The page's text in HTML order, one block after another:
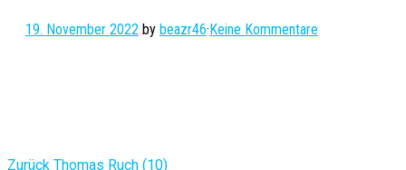
19. November 2022 by beazr46· Keine Kommentare
Zurück Vorheriger
Thomas Ruch (10)